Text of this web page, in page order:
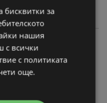
бисквитки за
нашия
с всички
с политиката
още.